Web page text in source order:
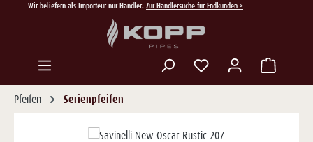
Zum Hauptinhalt springen
Wir beliefern als Importeur nur Händler. Zur Händlersuche für Endkunden >
Du hast 0 Produkte
Pfeifen Serienpfeifen
Bildergalerie überspringen